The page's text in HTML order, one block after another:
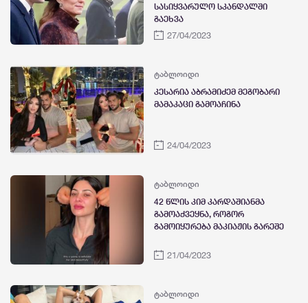
სასიყვარულო სკანდალში
გაეხვა
27/04/2023
ტაბლოიდი
კესარია აბრამიძემ მეგობარი
მამაკაცი გამოაჩინა
24/04/2023
ტაბლოიდი
42 წლის კიმ კარდაშიანმა
გამოაქვეყნა, როგორ
გამოიყურება მაკიაჟის გარეშე
21/04/2023
ტაბლოიდი